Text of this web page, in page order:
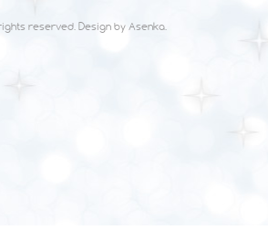
reserved. Design by Asenka.